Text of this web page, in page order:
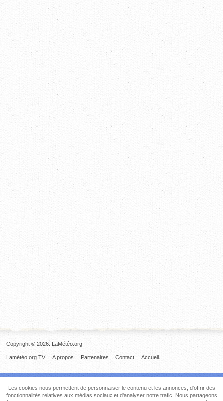
Copyright © 2026. LaMétéo.org
Accueil
Contact
Partenaires
A propos
Lamétéo.org TV
Les cookies nous permettent de personnaliser le contenu et les annonces, d'offrir des
fonctionnalités relatives aux médias sociaux et d'analyser notre trafic. Nous partageons